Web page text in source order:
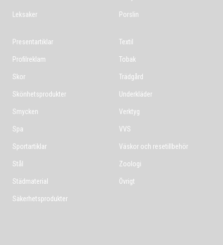
Leksaker Porslin
Presentartiklar
Profilreklam
Skor
Skönhetsprodukter
Smycken
Spa
Sportartiklar
Stål
Städmaterial
Säkerhetsprodukter
Textil
Tobak
Trädgård
Underkläder
Verktyg
VVS
Väskor och resetillbehör
Zoologi
Övrigt